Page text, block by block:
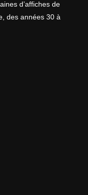
d’affiches de
des années 30 à